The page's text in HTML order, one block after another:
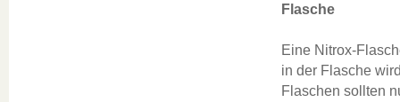
Flasche
Eine Nitrox-
in der Flasche
Flaschen sollten